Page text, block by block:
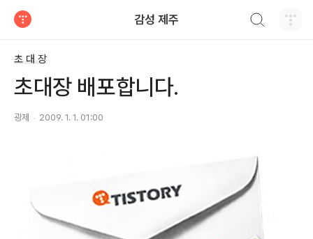
감성 제주
초 대 장
초대장 배포합니다.
광제 2009. 1. 1. 01:00